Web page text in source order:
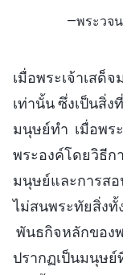
—พระวจ
เมื่อพระเจ้าเสด็
เท่านั้น ซึ่งเป็นสิ่
มนุษย์ทำ เมื่อพร
พระองค์โดยวิธีก
มนุษย์และการสอ
ไม่สนพระทัยสิ่งทั้
พันธกิจหลักของ
ปรากฏเป็นมนุษย์